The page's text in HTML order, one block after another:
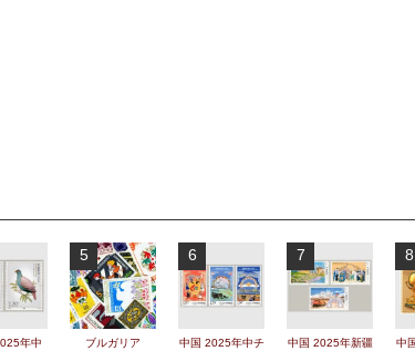
年中
5
ブルガリア
6
中国 2025年中チ
7
中国 2025年新疆
8
中